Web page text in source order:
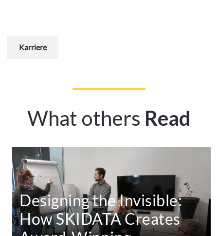
Karriere
What others Read
Designing the Invisible:
How SKIDATA Creates